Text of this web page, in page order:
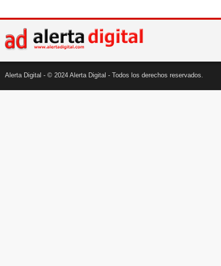
Alerta Digital - © 2024 Alerta Digital - Todos los derechos reservados.